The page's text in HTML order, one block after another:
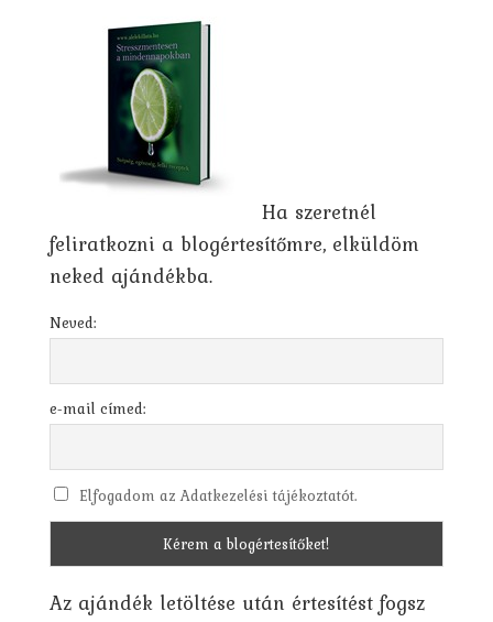
Ha szeretnél
feliratkozni a blogértesítőmre, elküldöm
neked ajándékba.
Neved:
e-mail címed:
Elfogadom az Adatkezelési tájékoztatót.
Az ajándék letöltése után értesítést fogsz